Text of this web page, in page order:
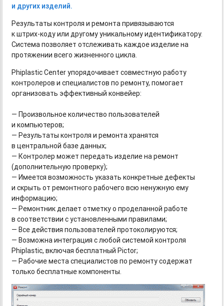
и других изделий.
Результаты контроля и ремонта привязываются
к штрих-кодуили другому уникальному идентификатору.
Система позволяет отслеживать каждое изделие на
протяжении всего жизненного цикла.
Phiplastic Center упорядочивает совместную работу
контролеров и специалистов по ремонту, помогает
организовать эффективный конвейер:
— Произвольное количество пользователей
и компьютеров;
— Результаты контроля и ремонта хранятся
в центральной базе данных;
— Контролер может передать изделие на ремонт
(дополнительную проверку);
— Имеется возможность указать конкретные дефекты
и скрыть от ремонтного рабочего всю ненужную ему
информацию;
— Ремонтник делает отметку о проделанной работе
в соответствии с установленными правилами;
— Все действия пользователей протоколируются;
— Возможна интеграция с любой системой контроля
Phiplastic, включая бесплатный Pictor;
— Рабочие места специалистов по ремонту содержат
только бесплатные компоненты.